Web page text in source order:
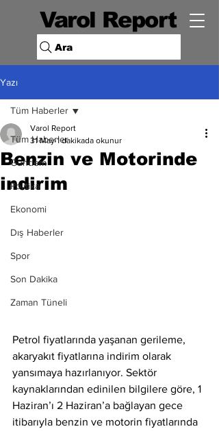
Varol Report
Ara
Yazı
Tüm Haberler
Gündem
Politika
Ekonomi
Dış Haberler
Spor
Son Dakika
Zaman Tüneli
Tüm Haberler
Benzin ve Motorinde
indirim
Varol Report
31 May 1 dakikada okunur
Petrol fiyatlarında yaşanan gerileme,
akaryakıt fiyatlarına indirim olarak
yansımaya hazırlanıyor. Sektör
kaynaklarından edinilen bilgilere göre, 1
Haziran’ı 2 Haziran’a bağlayan gece
itibarıyla benzin ve motorin fiyatlarında